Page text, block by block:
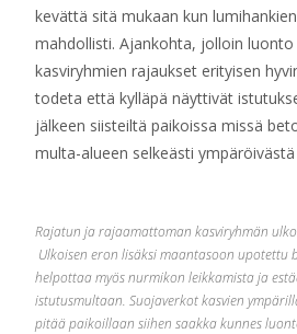
kevättä sitä mukaan kun
mahdollisti. Ajankohta, jolloin
kasviryhmien rajaukset erityisen
todeta että kylläpä näyttivät
jälkeen siisteiltä paikoissa missä
multa-alueen selkeästi
Rajatun ja rajaamattoman kasviryhmän
Ulkoisen eron lisäksi maantasoon upotettu
helpottaa myös nurmikon leikkamista ja
istutusmultaan. Suojaverkot kasvien
pitää paikoillaan siihen saakka kunnes